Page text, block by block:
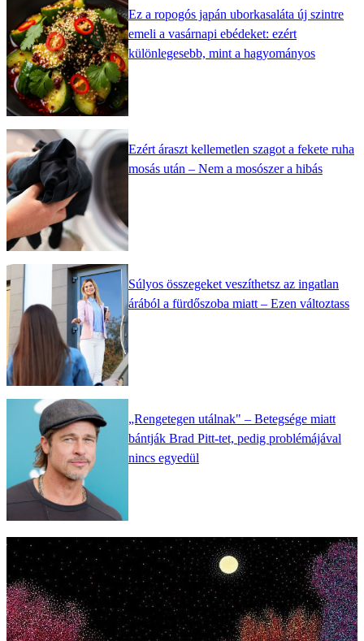
Ez a ropogós japán uborkasaláta új szintre
emeli a vasárnapi ebédeket: ezért
különlegesebb, mint a hagyományos
Ezért áraszt kellemetlen szagot a fekete ruha
mosás után – Nem a mosószer a hibás
Súlyos összegeket veszíthetsz az ingatlan
árából a fürdőszoba miatt – Ezen változtass
„Rengetegen utálnak" – Betegsége miatt
bántják Brad Pitt-tet, pedig problémájával
nincs egyedül